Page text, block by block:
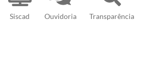
Siscad Ouvidoria Transparência